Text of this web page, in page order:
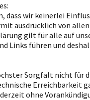
dass wir keinerlei
ausdrücklich von
gilt für alle auf
Links führen und
Sorgfalt nicht für
Erreichbarkeit
ohne